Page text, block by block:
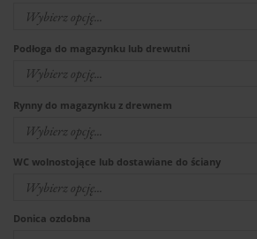
Podłoga do magazynku lub drewutni
Rynny do magazynku z drewnem
WC wolnostojące lub dostawiane do ściany
Donica ozdobna